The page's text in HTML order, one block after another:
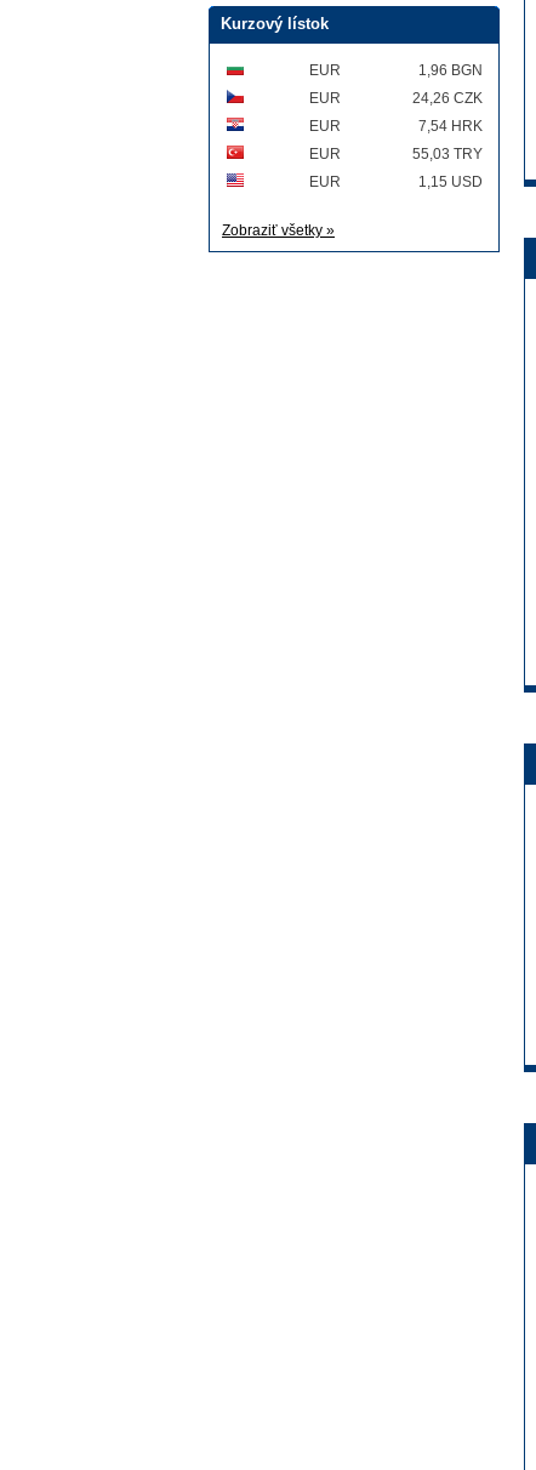
Kurzový lístok
EUR
1,96 BGN
EUR
24,26 CZK
EUR
7,54 HRK
EUR
55,03 TRY
EUR
1,15 USD
Zobraziť všetky »